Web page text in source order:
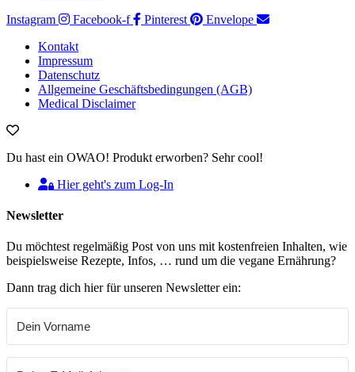
Instagram
Facebook-f Pinterest
Envelope
Kontakt
Impressum
Datenschutz
Allgemeine Geschäftsbedingungen (AGB)
Medical Disclaimer
Du hast ein OWAO! Produkt erworben? Sehr cool!
Hier geht's zum Log-In
Newsletter
Du möchtest regelmäßig Post von uns mit kostenfreien Inhalten, wie
beispielsweise Rezepte, Infos, … rund um die vegane Ernährung?
Dann trag dich hier für unseren Newsletter ein: